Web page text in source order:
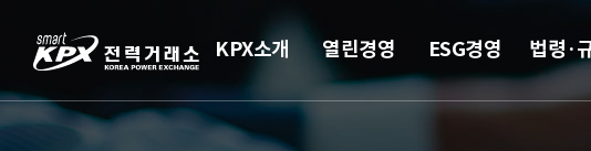
KPX소개 열린경영 ESG경영 법령·